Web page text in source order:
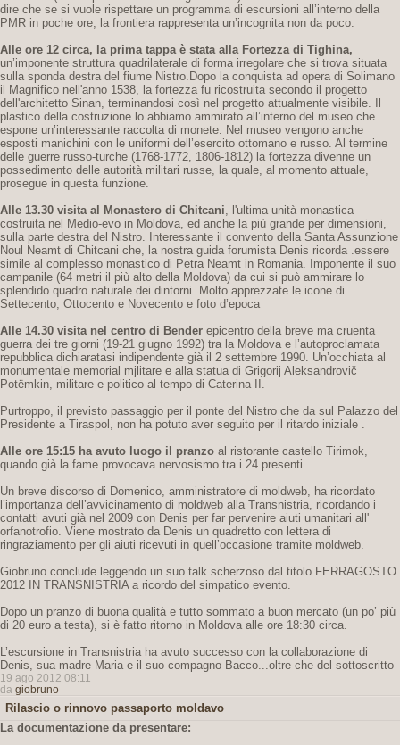
dire che se si vuole rispettare un programma di escursioni all’interno della
PMR in poche ore, la frontiera rappresenta un’incognita non da poco.
Alle ore 12 circa, la prima tappa è stata alla Fortezza di Tighina,
un’imponente struttura quadrilaterale di forma irregolare che si trova situata
sulla sponda destra del fiume Nistro.Dopo la conquista ad opera di Solimano
il Magnifico nell'anno 1538, la fortezza fu ricostruita secondo il progetto
dell'architetto Sinan, terminandosi così nel progetto attualmente visibile. Il
plastico della costruzione lo abbiamo ammirato all’interno del museo che
espone un’interessante raccolta di monete. Nel museo vengono anche
esposti manichini con le uniformi dell’esercito ottomano e russo. Al termine
delle guerre russo-turche (1768-1772, 1806-1812) la fortezza divenne un
possedimento delle autorità militari russe, la quale, al momento attuale,
prosegue in questa funzione.
Alle 13.30 visita al Monastero di Chitcani, l'ultima unità monastica
costruita nel Medio-evo in Moldova, ed anche la più grande per dimensioni,
sulla parte destra del Nistro. Interessante il convento della Santa Assunzione
Noul Neamt di Chitcani che, la nostra guida forumista Denis ricorda .essere
simile al complesso monastico di Petra Neamt in Romania. Imponente il suo
campanile (64 metri il più alto della Moldova) da cui si può ammirare lo
splendido quadro naturale dei dintorni. Molto apprezzate le icone di
Settecento, Ottocento e Novecento e foto d’epoca
Alle 14.30 visita nel centro di Bender epicentro della breve ma cruenta
guerra dei tre giorni (19-21 giugno 1992) tra la Moldova e l’autoproclamata
repubblica dichiaratasi indipendente già il 2 settembre 1990. Un’occhiata al
monumentale memorial mjlitare e alla statua di Grigorij Aleksandrovič
Potëmkin, militare e politico al tempo di Caterina II.
Purtroppo, il previsto passaggio per il ponte del Nistro che da sul Palazzo del
Presidente a Tiraspol, non ha potuto aver seguito per il ritardo iniziale .
Alle ore 15:15 ha avuto luogo il pranzo al ristorante castello Tirimok,
quando già la fame provocava nervosismo tra i 24 presenti.
Un breve discorso di Domenico, amministratore di moldweb, ha ricordato
l’importanza dell’avvicinamento di moldweb alla Transnistria, ricordando i
contatti avuti già nel 2009 con Denis per far pervenire aiuti umanitari all'
orfanotrofio. Viene mostrato da Denis un quadretto con lettera di
ringraziamento per gli aiuti ricevuti in quell’occasione tramite moldweb.
Giobruno conclude leggendo un suo talk scherzoso dal titolo FERRAGOSTO
2012 IN TRANSNISTRIA a ricordo del simpatico evento.
Dopo un pranzo di buona qualità e tutto sommato a buon mercato (un po’ più
di 20 euro a testa), si è fatto ritorno in Moldova alle ore 18:30 circa.
L’escursione in Transnistria ha avuto successo con la collaborazione di
Denis, sua madre Maria e il suo compagno Bacco...oltre che del sottoscritto
19 ago 2012 08:11
da giobruno
Rilascio o rinnovo passaporto moldavo
La documentazione da presentare: